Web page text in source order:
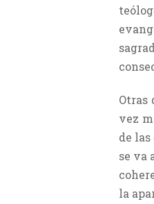
Otras
vez
de
se va
la